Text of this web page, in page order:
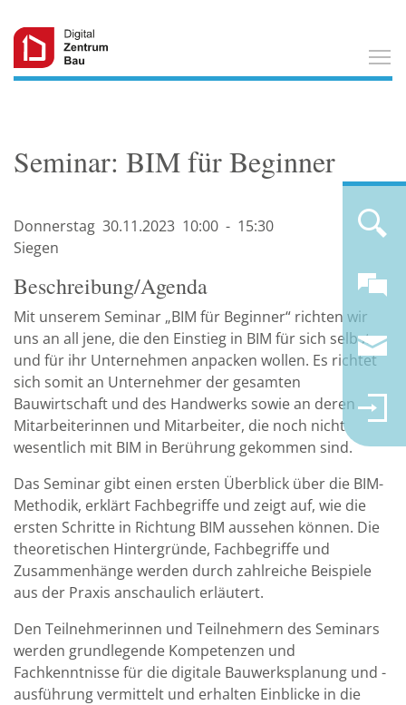
Seminar: BIM für Beginner
Donnerstag 30.11.2023 10:00 - 15:30
Siegen
Beschreibung/Agenda
Mit unserem Seminar „BIM für Beginner“ richten wir
uns an all jene, die den Einstieg in BIM für sich selbst
und für ihr Unternehmen anpacken wollen. Es richtet
sich somit an Unternehmer der gesamten
Bauwirtschaft und des Handwerks sowie an deren
Mitarbeiterinnen und Mitarbeiter, die noch nicht
wesentlich mit BIM in Berührung gekommen sind.
Das Seminar gibt einen ersten Überblick über die BIM-
Methodik, erklärt Fachbegriffe und zeigt auf, wie die
ersten Schritte in Richtung BIM aussehen können. Die
theoretischen Hintergründe, Fachbegriffe und
Zusammenhänge werden durch zahlreiche Beispiele
aus der Praxis anschaulich erläutert.
Den Teilnehmerinnen und Teilnehmern des Seminars
werden grundlegende Kompetenzen und
Fachkenntnisse für die digitale Bauwerksplanung und -
ausführung vermittelt und erhalten Einblicke in die